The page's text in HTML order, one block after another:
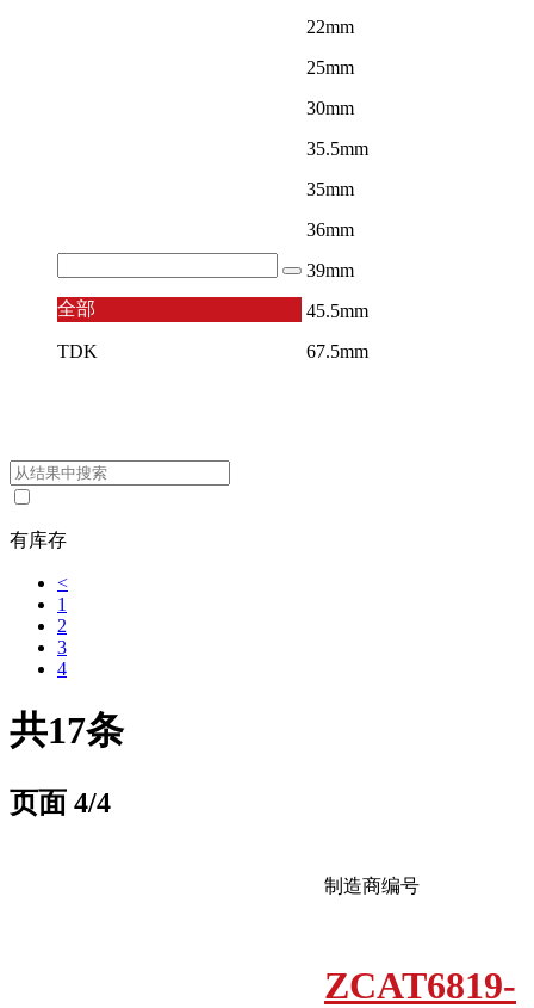
全部
TDK
22mm
25mm
30mm
35.5mm
35mm
36mm
39mm
45.5mm
67.5mm
有库存
<
1
2
3
4
共17条
页面 4/4
制造商编号
ZCAT6819-